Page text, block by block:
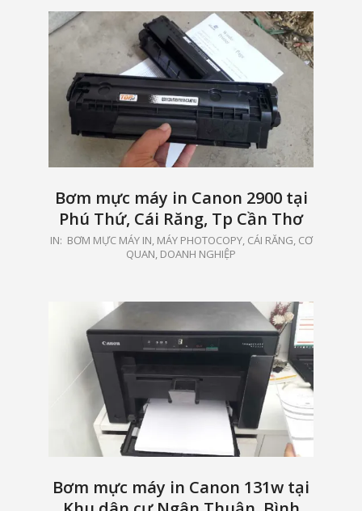
Bơm mực máy in Canon 2900 tại
Phú Thứ, Cái Răng, Tp Cần Thơ
2021-
IN: BƠM MỰC MÁY IN, MÁY PHOTOCOPY, CÁI RĂNG CƠ
QUAN, DOANH NGHIỆP
Bơm mực máy in Canon 131w tại